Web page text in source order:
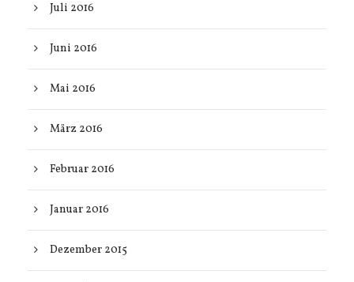
Juli 2016
Juni 2016
Mai 2016
März 2016
Februar 2016
Januar 2016
Dezember 2015